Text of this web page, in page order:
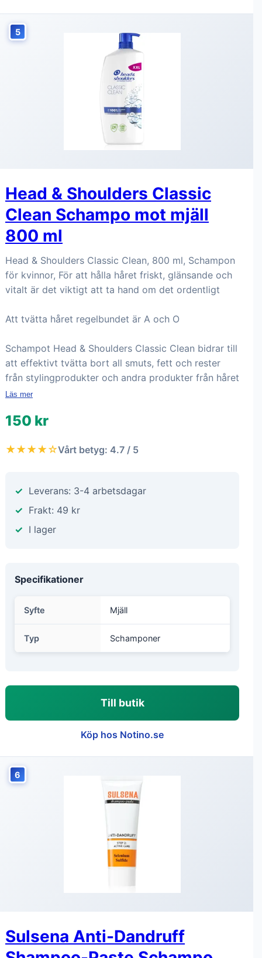
5
Head & Shoulders Classic
Clean Schampo mot mjäll
800 ml
Head & Shoulders Classic Clean, 800 ml, Schampon
för kvinnor, För att hålla håret friskt, glänsande och
vitalt är det viktigt att ta hand om det ordentligt
Att tvätta håret regelbundet är A och O
Schampot Head & Shoulders Classic Clean bidrar till
att effektivt tvätta bort all smuts, fett och rester
från stylingprodukter och andra produkter från håret
Läs mer
150 kr
★★★★☆Vårt betyg: 4.7 / 5
Leverans: 3-4 arbetsdagar
Frakt: 49 kr
I lager
Specifikationer
Syfte Mjäll
Typ Schamponer
Till butik
Köp hos Notino.se
6
Sulsena Anti-Dandruff